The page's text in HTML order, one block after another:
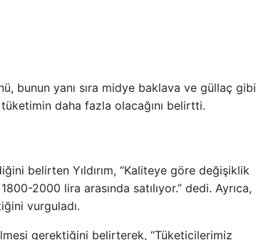
bunun yanı sıra midye baklava ve güllaç gibi
daha fazla olacağını belirtti.
belirten Yıldırım, “Kaliteye göre değişiklik
2000 lira arasında satılıyor.” dedi. Ayrıca,
vurguladı.
gerektiğini belirterek, “Tüketicilerimiz